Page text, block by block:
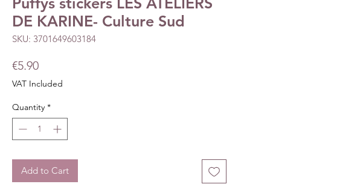
DE KARINE- Culture Sud
SKU: 3701649603184
€5.90Price
VAT Included
Quantity *
Add to Cart